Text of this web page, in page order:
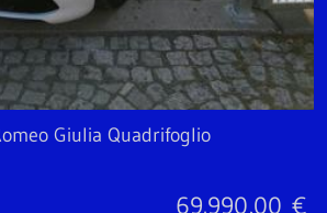
Giulia Quadrifoglio
69.990,00 €